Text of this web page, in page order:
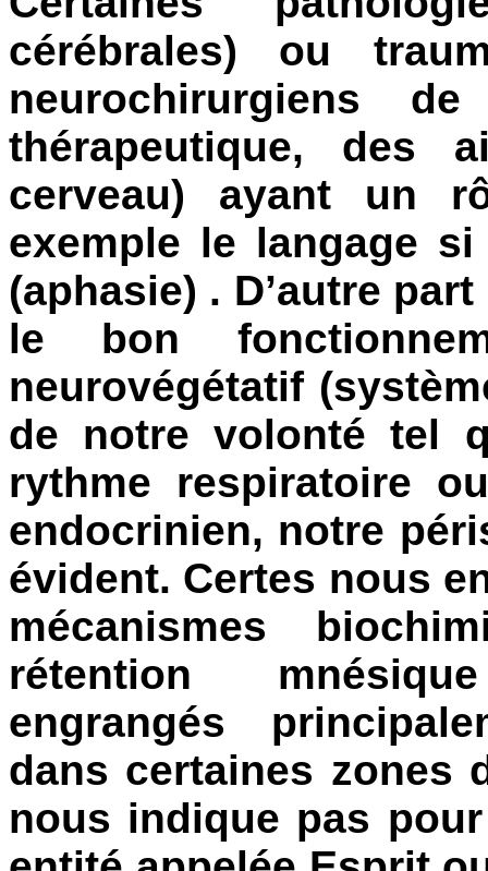
cérébrales) ou
neurochirurgiens
thérapeutique, des
cerveau) ayant un
exemple le langage
(aphasie) . D’autre
le bon
neurovégétatif
de notre volonté tel
rythme respiratoire
endocrinien, notre
évident. Certes nous
mécanismes
rétention
engrangés
dans certaines zones
nous indique pas